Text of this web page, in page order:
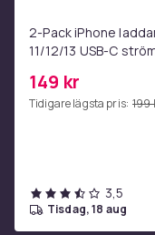
Fenix 6
Fenix 6S
Fenix 6X – Pro-
och Sapphire-
2-Pack iPhone
11/12/13 USB-C
149 kr
Tidigare lägsta pris: 199
3,5
tisdag, 18 aug